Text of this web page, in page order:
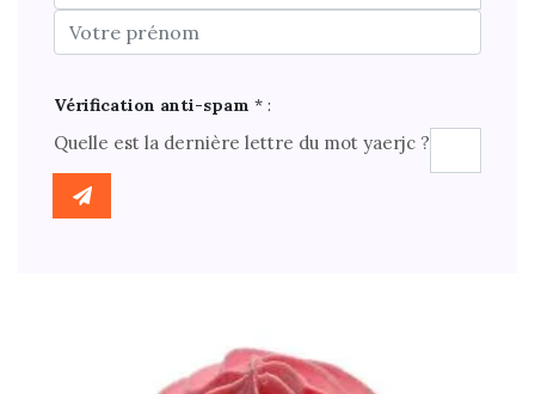
Vérification anti-spam * :
Quelle est la dernière lettre du mot yaerjc ?